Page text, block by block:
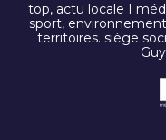
top, actu locale I
sport,
territoires. siège